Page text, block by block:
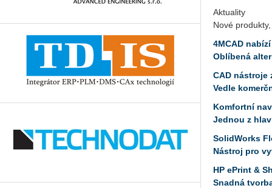
Aktuality
Nové
4MCAD
Oblíbená
CAD nástroje
Vedle
Komfortní
Jednou z
SolidWorks
Nástroj pro
HP ePrint &
Snadná